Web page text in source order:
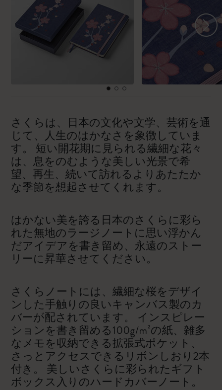
さくらは、日本の文化や文学、芸術を通
じて、人生のはかなさを象徴していま
す。 短い開花期に見られる繊細な花々
は、息をのむような美しい光景で希
望、再生、続いて訪れるよりあたたか
な季節を想起させてくれます。
はかない美を誇る日本のさくらに彩ら
れた無地のラージノートに思い浮かん
だアイデアを書き留め、永遠のストー
リーに昇華させてください。
さくらノートには、繊細な桜をデザイ
ンした手触りの良いキャンバス製のカ
バーが配されています。 インスピレー
ションを書き留める100g/m²の紙、雑多
なメモを収納できる拡張式ポケット、
さっとアクセスできるリボンしおり2本
付き。 美しいさくらに彩られたギフト
ボックス入りのハードカバーノート。